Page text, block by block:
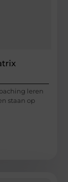
leren
staan op